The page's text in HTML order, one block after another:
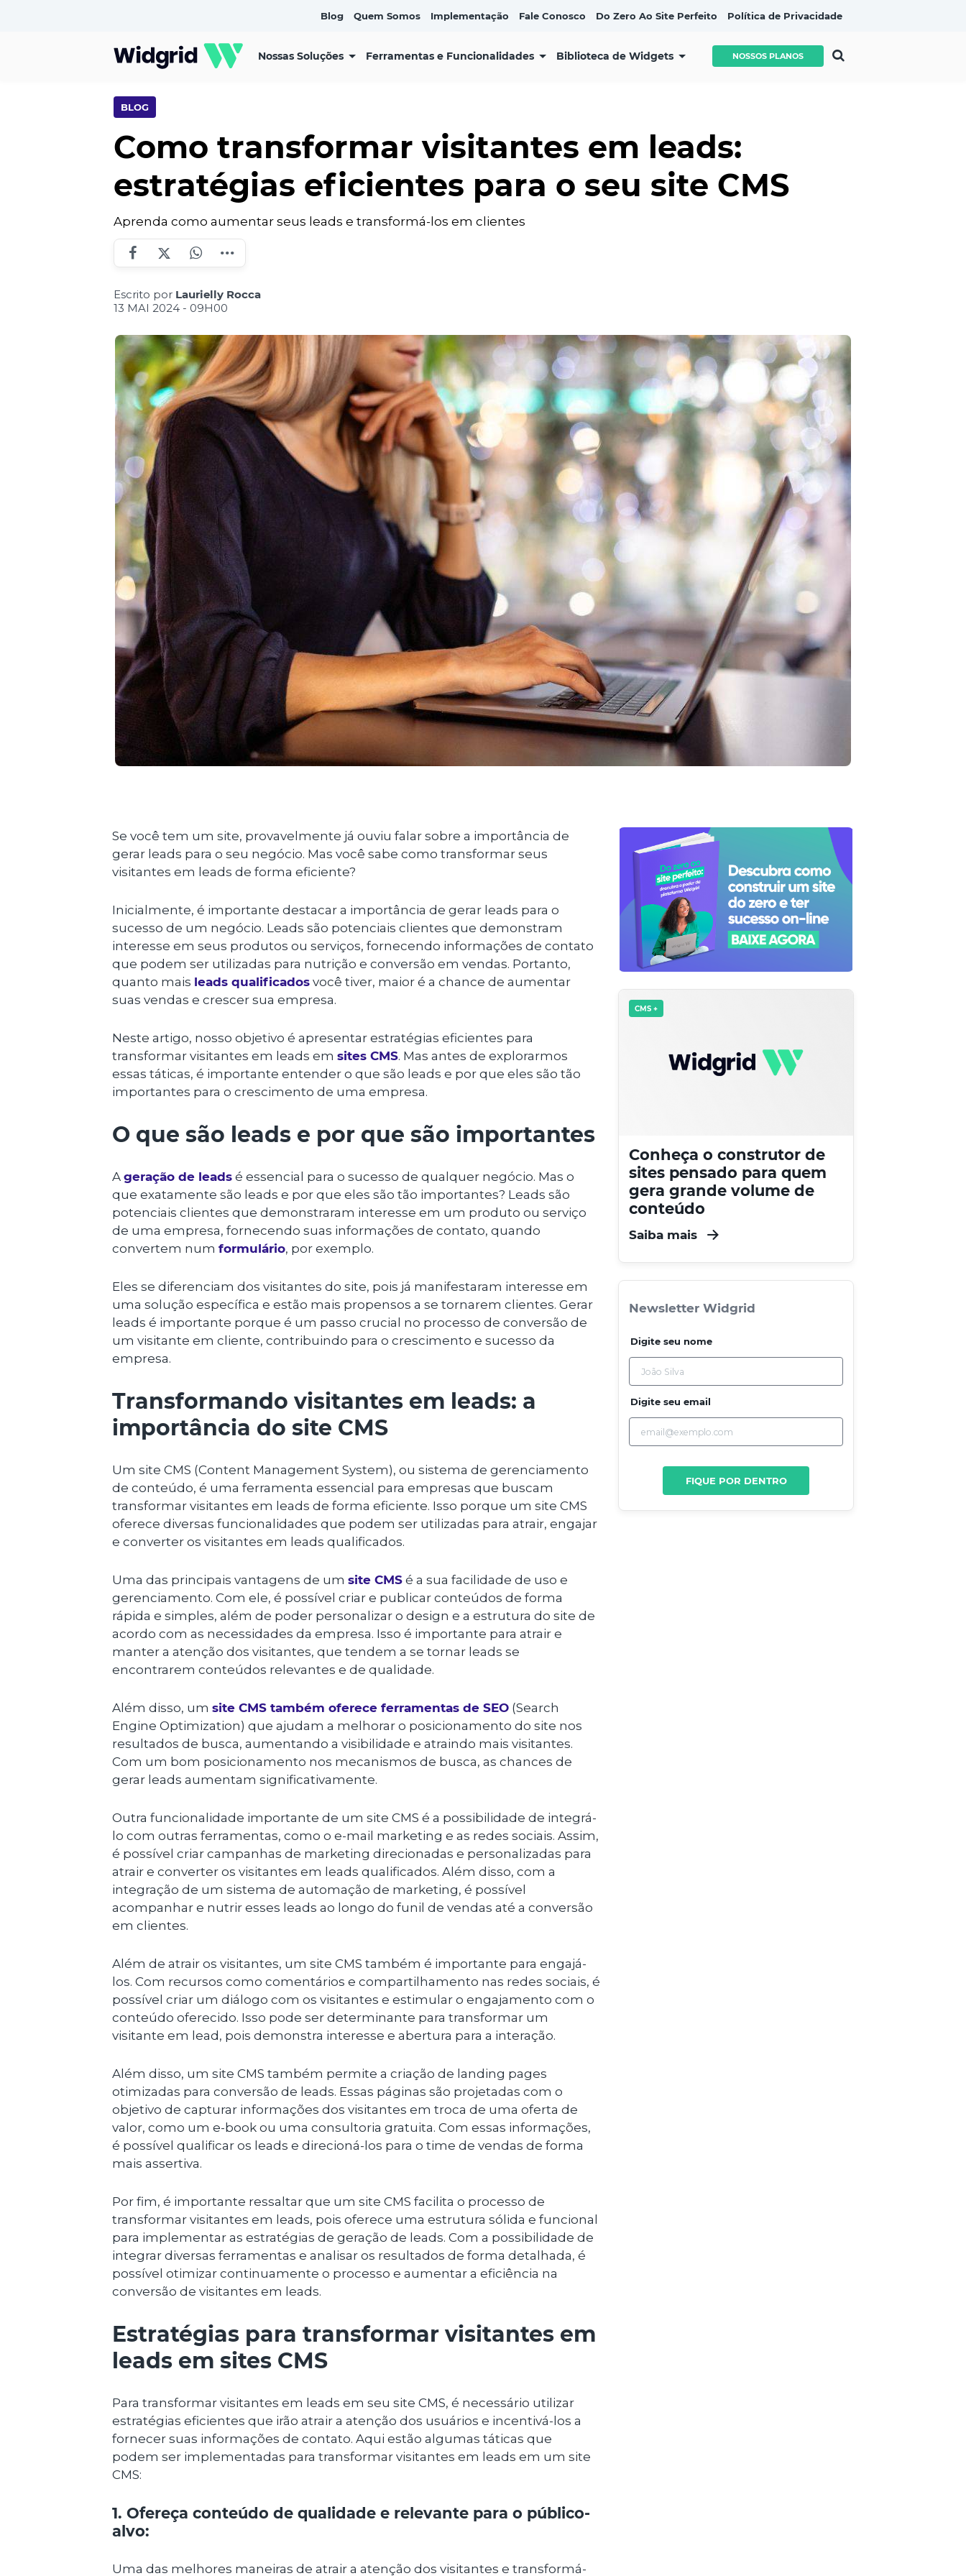
Blog Quem Somos Implementação Fale Conosco Do Zero Ao Site Perfeito Política de Privacidade
Nossas Soluções Ferramentas e Funcionalidades Biblioteca de Widgets NOSSOS PLANOS
BLOG
Como transformar visitantes em leads:
estratégias eficientes para o seu site CMS
Aprenda como aumentar seus leads e transformá-los em clientes
Escrito por Laurielly Rocca
13 MAI 2024 - 09H00
Se você tem um site, provavelmente já ouviu falar sobre a importância de
gerar leads para o seu negócio. Mas você sabe como transformar seus
visitantes em leads de forma eficiente?
Inicialmente, é importante destacar a importância de gerar leads para o
sucesso de um negócio. Leads são potenciais clientes que demonstram
interesse em seus produtos ou serviços, fornecendo informações de contato
que podem ser utilizadas para nutrição e conversão em vendas. Portanto,
quanto mais leads qualificados você tiver, maior é a chance de aumentar
suas vendas e crescer sua empresa.
Neste artigo, nosso objetivo é apresentar estratégias eficientes para
transformar visitantes em leads em sites CMS. Mas antes de explorarmos
essas táticas, é importante entender o que são leads e por que eles são tão
importantes para o crescimento de uma empresa.
O que são leads e por que são importantes
A geração de leads é essencial para o sucesso de qualquer negócio. Mas o
que exatamente são leads e por que eles são tão importantes? Leads são
potenciais clientes que demonstraram interesse em um produto ou serviço
de uma empresa, fornecendo suas informações de contato, quando
convertem num formulário, por exemplo.
Eles se diferenciam dos visitantes do site, pois já manifestaram interesse em
uma solução específica e estão mais propensos a se tornarem clientes. Gerar
leads é importante porque é um passo crucial no processo de conversão de
um visitante em cliente, contribuindo para o crescimento e sucesso da
empresa.
Transformando visitantes em leads: a
importância do site CMS
Um site CMS (Content Management System), ou sistema de gerenciamento
de conteúdo, é uma ferramenta essencial para empresas que buscam
transformar visitantes em leads de forma eficiente. Isso porque um site CMS
oferece diversas funcionalidades que podem ser utilizadas para atrair, engajar
e converter os visitantes em leads qualificados.
Uma das principais vantagens de um site CMS é a sua facilidade de uso e
gerenciamento. Com ele, é possível criar e publicar conteúdos de forma
rápida e simples, além de poder personalizar o design e a estrutura do site de
acordo com as necessidades da empresa. Isso é importante para atrair e
manter a atenção dos visitantes, que tendem a se tornar leads se
encontrarem conteúdos relevantes e de qualidade.
Além disso, um site CMS também oferece ferramentas de SEO (Search
Engine Optimization) que ajudam a melhorar o posicionamento do site nos
resultados de busca, aumentando a visibilidade e atraindo mais visitantes.
Com um bom posicionamento nos mecanismos de busca, as chances de
gerar leads aumentam significativamente.
Outra funcionalidade importante de um site CMS é a possibilidade de integrá-
lo com outras ferramentas, como o e-mail marketing e as redes sociais. Assim,
é possível criar campanhas de marketing direcionadas e personalizadas para
atrair e converter os visitantes em leads qualificados. Além disso, com a
integração de um sistema de automação de marketing, é possível
acompanhar e nutrir esses leads ao longo do funil de vendas até a conversão
em clientes.
Além de atrair os visitantes, um site CMS também é importante para engajá-
los. Com recursos como comentários e compartilhamento nas redes sociais, é
possível criar um diálogo com os visitantes e estimular o engajamento com o
conteúdo oferecido. Isso pode ser determinante para transformar um
visitante em lead, pois demonstra interesse e abertura para a interação.
Além disso, um site CMS também permite a criação de landing pages
otimizadas para conversão de leads. Essas páginas são projetadas com o
objetivo de capturar informações dos visitantes em troca de uma oferta de
valor, como um e-book ou uma consultoria gratuita. Com essas informações,
é possível qualificar os leads e direcioná-los para o time de vendas de forma
mais assertiva.
Por fim, é importante ressaltar que um site CMS facilita o processo de
transformar visitantes em leads, pois oferece uma estrutura sólida e funcional
para implementar as estratégias de geração de leads. Com a possibilidade de
integrar diversas ferramentas e analisar os resultados de forma detalhada, é
possível otimizar continuamente o processo e aumentar a eficiência na
conversão de visitantes em leads.
Estratégias para transformar visitantes em
leads em sites CMS
Para transformar visitantes em leads em seu site CMS, é necessário utilizar
estratégias eficientes que irão atrair a atenção dos usuários e incentivá-los a
fornecer suas informações de contato. Aqui estão algumas táticas que
podem ser implementadas para transformar visitantes em leads em um site
CMS:
1. Ofereça conteúdo de qualidade e relevante para o público-
alvo:
Uma das melhores maneiras de atrair a atenção dos visitantes e transformá-
Newsletter Widgrid
Digite seu nome
Digite seu email
FIQUE POR DENTRO
CMS +
Conheça o construtor de
sites pensado para quem
gera grande volume de
conteúdo
Saiba mais